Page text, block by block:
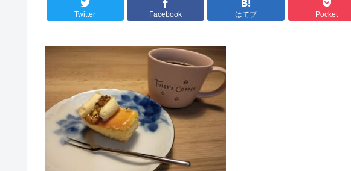
Twitter Facebook はてブ Pocket